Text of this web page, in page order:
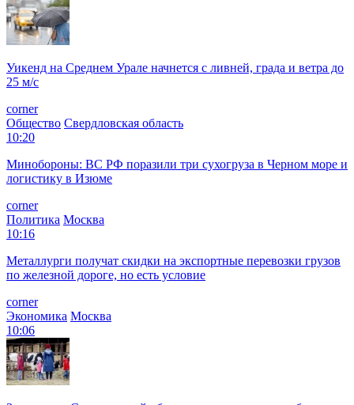
Уикенд на Среднем Урале начнется с ливней, града и ветра до
25 м/с
corner
Общество Свердловская область
10:20
Минобороны: ВС РФ поразили три сухогруза в Черном море и
логистику в Изюме
corner
Политика Москва
10:16
Металлурги получат скидки на экспортные перевозки грузов
по железной дороге, но есть условие
corner
Экономика Москва
10:06